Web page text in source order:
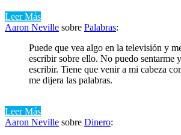
Leer Más
Aaron Neville sobre Palabras:
Puede que vea algo en la televisión y
escribir sobre ello. No puedo sentarme
escribir. Tiene que venir a mi cabeza
me dijera las palabras.
Leer Más
Aaron Neville sobre Dinero: